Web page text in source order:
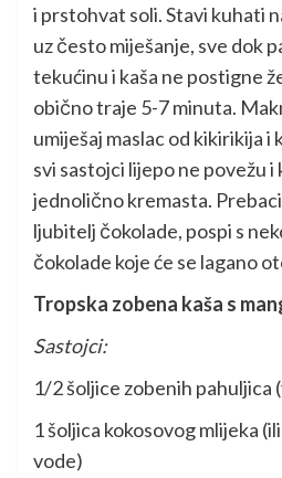
i prstohvat soli. Stavi kuhati
uz često miješanje, sve dok
tekućinu i kaša ne postigne
obično traje 5-7 minuta.
umiješaj maslac od kikirikija i
svi sastojci lijepo ne povežu i
jednolično kremasta. Prebaci
ljubitelj čokolade, pospi s
čokolade koje će se lagano
Tropska zobena kaša s
Sastojci:
1/2 šoljice zobenih pahuljica
1 šoljica kokosovog mlijeka
vode)